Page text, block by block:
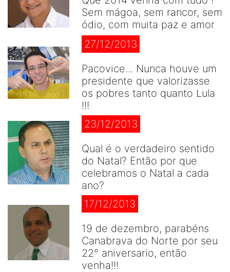
Sem mágoa, sem rancor, sem
ódio, com muita paz e amor
27/12/2013
Pacovice... Nunca houve um
presidente que valorizasse
os pobres tanto quanto Lula
!!!
23/12/2013
Qual é o verdadeiro sentido
do Natal? Então por que
celebramos o Natal a cada
ano?
17/12/2013
19 de dezembro, parabéns
Canabrava do Norte por seu
22° aniversario, então
venha!!!